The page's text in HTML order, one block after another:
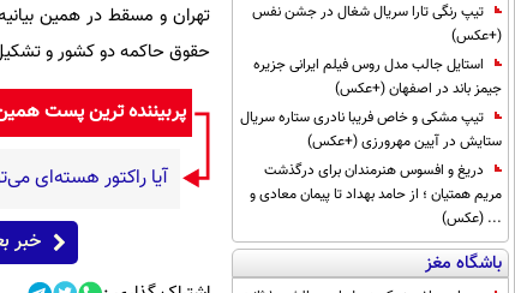
تیپ رنگی تارا سریال شغال در جشن نفس
(+عکس)
استایل جالب مدل روس فیلم ایرانی جزیره
جیمز باند در اصفهان (+عکس)
تیپ مشکی و خاص فریبا نادری ستاره سریال
ستایش در آیین مهرورزی (+عکس)
دریغ و افسوس هنرمندان برای درگذشت
مریم همتیان ؛ از حامد بهداد تا پیمان معادی و
... (عکس)
باشگاه مغز
تهران و مسقط در همین
حقوق حاکمه دو کشور و تشکیل
پربیننده ترین پست
آیا راکتور هسته‌ای
خبر